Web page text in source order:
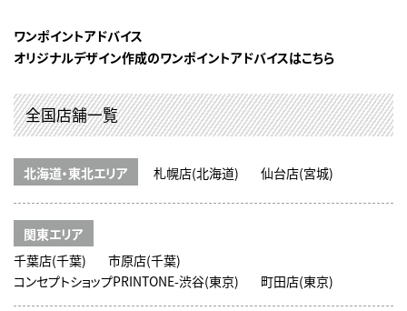
ワンポイントアドバイス
オリジナルデザイン作成のワンポイントアドバイスはこちら
全国店舗一覧
北海道・東北エリア 札幌店(北海道) 仙台店(宮城)
関東エリア
千葉店(千葉)
市原店(千葉)
コンセプトショップPRINTONE-渋谷(東京)
町田店(東京)